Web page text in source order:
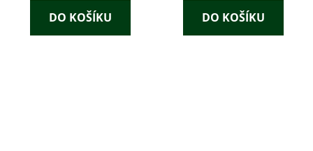
DO KOŠÍKU DO KOŠÍKU